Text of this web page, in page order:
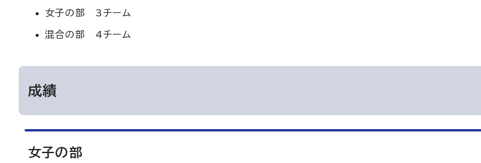
女子の部 3チーム
混合の部 4チーム
成績
女子の部